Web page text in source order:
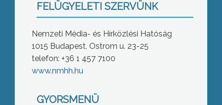
FELÜGYELETI SZERVÜNK
Nemzeti Média- és Hírközlési Hatóság
1015 Budapest, Ostrom u. 23-25
telefon: +36 1 457 7100
www.nmhh.hu
GYORSMENÜ